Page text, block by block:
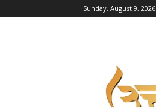
Sunday, August 9, 2026